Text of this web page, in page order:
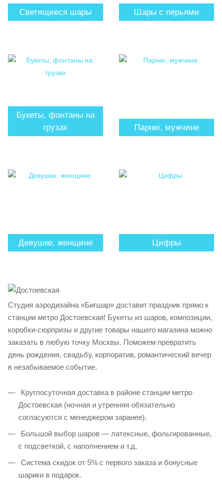
Светящиеся шары Шары с перьями
Букеты, фонтаны на
грузах
Парню, мужчине
Девушке, женщине Цифры
Студия аэродизайна «Бигшар» доставит праздник прямо к
станции метро Достоевская! Букеты из шаров, композиции,
коробки-сюрпризы и другие товары нашего магазина можно
заказать в любую точку Москвы. Поможем превратить
день рождения, свадьбу, корпоратив, романтический вечер
в незабываемое событие.
Круглосуточная доставка в районе станции метро
Достоевская (ночная и утренняя обязательно
согласуются с менеджером заранее).
Большой выбор шаров — латексные, фольгированные,
с подсветкой, с наполнением и т.д.
Система скидок от 5% с первого заказа и бонусные
шарики в подарок.